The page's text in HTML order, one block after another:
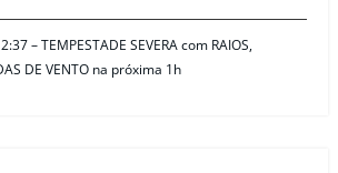
– TEMPESTADE SEVERA com RAIOS,
DE VENTO na próxima 1h